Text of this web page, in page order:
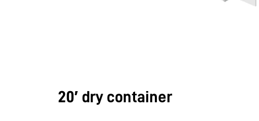
20′ dry container